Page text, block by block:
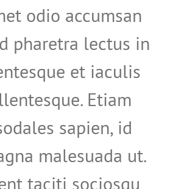
odio accumsan
pharetra lectus in
et iaculis
Etiam
sapien, id
malesuada ut.
taciti sociosqu